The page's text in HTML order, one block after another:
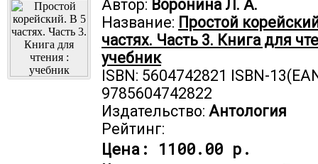
Автор: Воронина Л. А.
Название: Простой
частях. Часть 3. Книга для
учебник
ISBN: 5604742821 ISBN-
9785604742822
Издательство: Антология
Рейтинг:
Цена: 1100.00 р.